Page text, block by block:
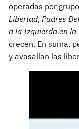
operadas por
Libertad, Padres
a la Izquierda en la
crecen. En suma,
y avasallan las